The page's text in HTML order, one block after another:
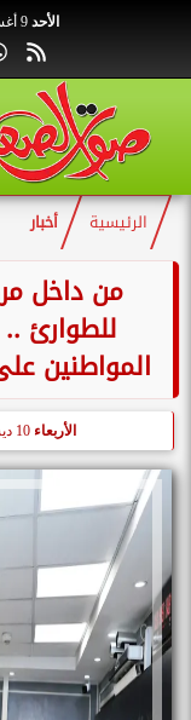
الأحد
الرئيسية أخبار
من داخل
للطوارئ
المواطنين
الأربعاء